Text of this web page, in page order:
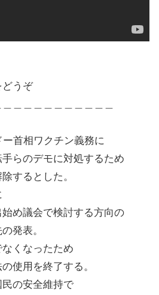
うぞ
＿＿＿＿＿＿＿＿＿＿
首相ワクチン義務に
らのデモに対処するため
するとした。
め議会で検討する方向の
発表。
なくなったため
使用を終了する。
の安全維持で